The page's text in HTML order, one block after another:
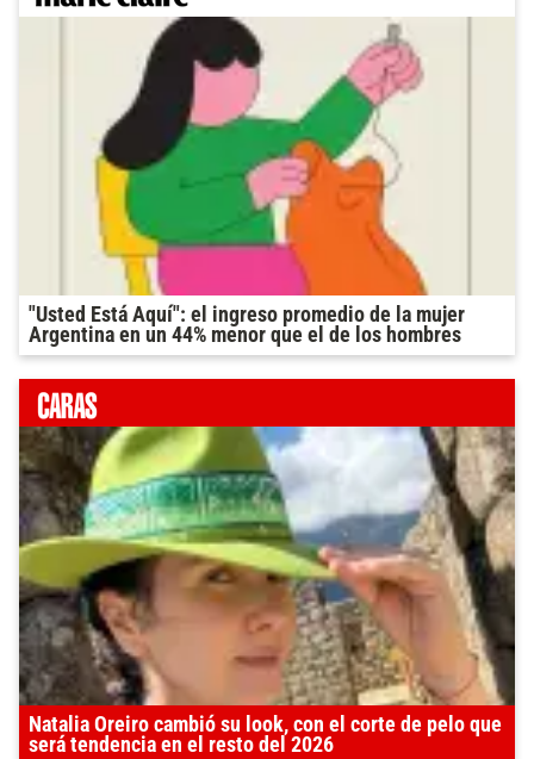
"Usted Está Aquí": el ingreso promedio de la mujer
Argentina en un 44% menor que el de los hombres
Natalia Oreiro cambió su look, con el corte de pelo que
será tendencia en el resto del 2026